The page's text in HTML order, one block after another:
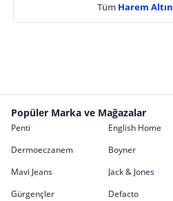
Tüm Harem Altın
Popüler Marka ve Mağazalar
Penti English Home
Dermoeczanem
Boyner
Mavi Jeans
Jack & Jones
Gürgençler
Defacto